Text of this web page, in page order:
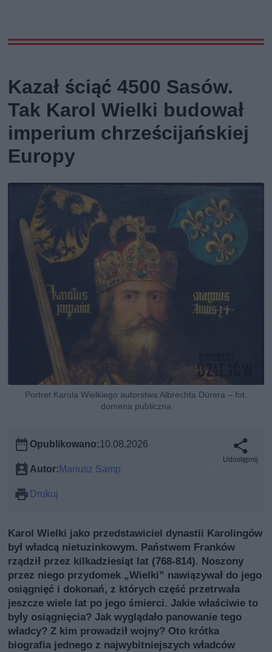
Kazał ściąć 4500 Sasów.
Tak Karol Wielki budował
imperium chrześcijańskiej
Europy
Portret Karola Wielkiego autorstwa Albrechta Dürera – fot.
domena publiczna
Opublikowano:10.08.2026
Autor:Mariusz Samp
Drukuj
Udostępnij
Karol Wielki jako przedstawiciel dynastii Karolingów
był władcą nietuzinkowym. Państwem Franków
rządził przez kilkadziesiąt lat (768-814). Noszony
przez niego przydomek „Wielki” nawiązywał do jego
osiągnięć i dokonań, z których część przetrwała
jeszcze wiele lat po jego śmierci. Jakie właściwie to
były osiągnięcia? Jak wyglądało panowanie tego
władcy? Z kim prowadził wojny? Oto krótka
biografia jednego z najwybitniejszych władców